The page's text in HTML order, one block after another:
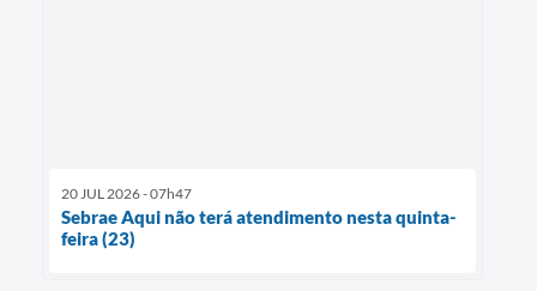
20 JUL 2026 - 07h47
Sebrae Aqui não terá atendimento nesta quinta-
feira (23)